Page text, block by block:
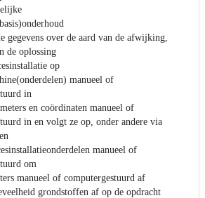
gegevens over de aard van de afwijking,
de oplossing
op
manueel of
in
en coördinaten manueel of
in en volgt ze op, onder andere via
manueel of
om
manueel of computergestuurd af
grondstoffen af op de opdracht